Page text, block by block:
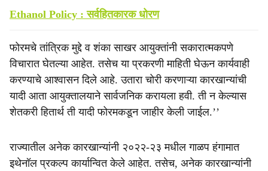
Ethanol Policy : सर्वहितकारक धोरण
फोरमचे तांत्रिक मुद्दे व शंका साखर आयुक्तांनी सकारात्मकपणे
विचारात घेतल्या आहेत. तसेच या प्रकरणी माहिती घेऊन कार्यवाही
करण्याचे आश्वासन दिले आहे. उतारा चोरी करणाऱ्या कारखान्यांची
यादी आता आयुक्तालयाने सार्वजनिक करायला हवी. ती न केल्यास
शेतकरी हितार्थ ती यादी फोरमकडून जाहीर केली जाईल.’’
राज्यातील अनेक कारखान्यांनी २०२२-२३ मधील गाळप हंगामात
इथेनॉल प्रकल्प कार्यान्वित केले आहेत. तसेच, अनेक कारखान्यांनी